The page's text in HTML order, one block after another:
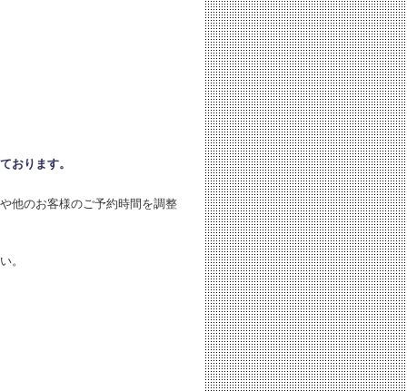
おります。
他のお客様のご予約時間を調整
。